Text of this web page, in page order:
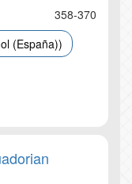
358-370
(España))